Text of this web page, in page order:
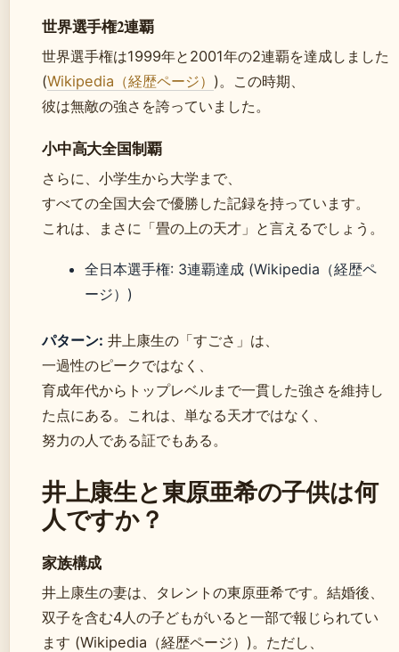
世界選手権2連覇
世界選手権は1999年と2001年の2連覇を達成しました
(Wikipedia（経歴ページ） )。この時期、
彼は無敵の強さを誇っていました。
小中高大全国制覇
さらに、小学生から大学まで、
すべての全国大会で優勝した記録を持っています。
これは、まさに「畳の上の天才」と言えるでしょう。
全日本選手権: 3連覇達成 (Wikipedia（経歴ペ
ージ）)
パターン: 井上康生の「すごさ」は、
一過性のピークではなく、
育成年代からトップレベルまで一貫した強さを維持し
た点にある。これは、単なる天才ではなく、
努力の人である証でもある。
井上康生と東原亜希の子供は何
人ですか？
家族構成
井上康生の妻は、タレントの東原亜希です。結婚後、
双子を含む4人の子どもがいると一部で報じられてい
ます (Wikipedia（経歴ページ）)。ただし、